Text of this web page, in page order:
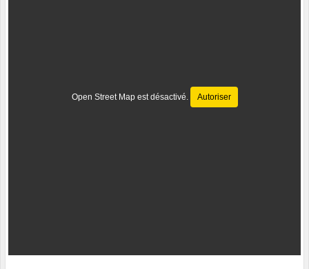
Open Street Map est désactivé. Autoriser